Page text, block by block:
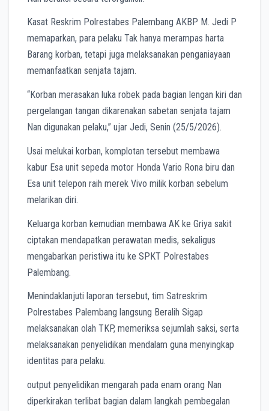
Kasat Reskrim Polrestabes Palembang AKBP M. Jedi P
memaparkan, para pelaku Tak hanya merampas harta
Barang korban, tetapi juga melaksanakan penganiayaan
memanfaatkan senjata tajam.
“Korban merasakan luka robek pada bagian lengan kiri dan
pergelangan tangan dikarenakan sabetan senjata tajam
Nan digunakan pelaku,” ujar Jedi, Senin (25/5/2026).
Usai melukai korban, komplotan tersebut membawa
kabur Esa unit sepeda motor Honda Vario Rona biru dan
Esa unit telepon raih merek Vivo milik korban sebelum
melarikan diri.
Keluarga korban kemudian membawa AK ke Griya sakit
ciptakan mendapatkan perawatan medis, sekaligus
mengabarkan peristiwa itu ke SPKT Polrestabes
Palembang.
Menindaklanjuti laporan tersebut, tim Satreskrim
Polrestabes Palembang langsung Beralih Sigap
melaksanakan olah TKP, memeriksa sejumlah saksi, serta
melaksanakan penyelidikan mendalam guna menyingkap
identitas para pelaku.
output penyelidikan mengarah pada enam orang Nan
diperkirakan terlibat bagian dalam langkah pembegalan